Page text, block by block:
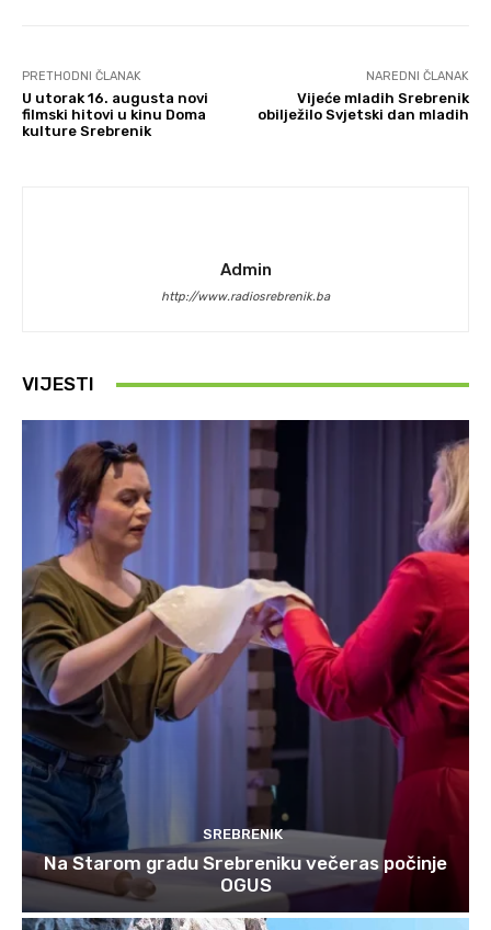
PRETHODNI ČLANAK
U utorak 16. augusta novi
filmski hitovi u kinu Doma
kulture Srebrenik
NAREDNI ČLANAK
Vijeće mladih Srebrenik
obilježilo Svjetski dan mladih
Admin
http://www.radiosrebrenik.ba
VIJESTI
SREBRENIK
Na Starom gradu Srebreniku večeras počinje
OGUS